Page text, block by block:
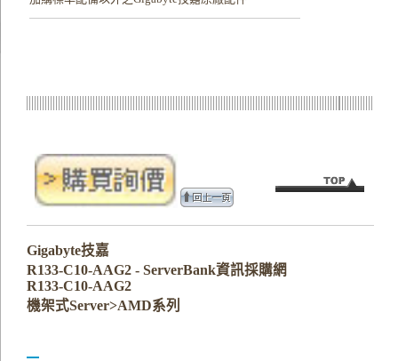
Gigabyte技嘉
R133-C10-AAG2 - ServerBank資訊採購網
R133-C10-AAG2
機架式Server>AMD系列